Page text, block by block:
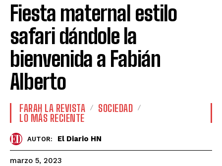
Fiesta maternal estilo
safari dándole la
bienvenida a Fabián
Alberto
FARAH LA REVISTA
SOCIEDAD
LO MÁS RECIENTE
AUTOR: El Diario HN
marzo 5, 2023